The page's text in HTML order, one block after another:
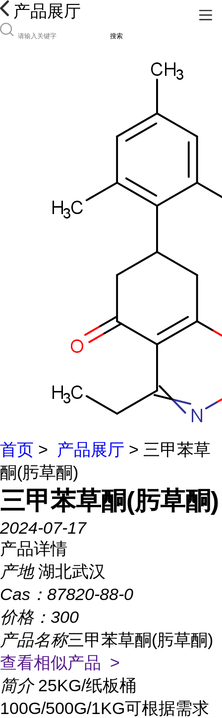
产品展厅
搜索
首页 > 产品展厅 > 三甲苯草
酮(肟草酮)
三甲苯草酮(肟草酮)
2024-07-17
产品详情
产地 湖北武汉
Cas： 87820-88-0
价格： 300
产品名称三甲苯草酮(肟草酮)
查看相似产品 >
简介 25KG/纸板桶
100G/500G/1KG可根据需求